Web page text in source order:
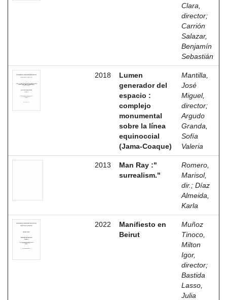
Clara,
director;
Carrión
Salazar,
Benjamín
Sebastián
2018
Lumen
generador del
espacio :
complejo
monumental
sobre la línea
equinoccial
(Jama-Coaque)
Mantilla,
José
Miguel,
director;
Argudo
Granda,
Sofía
Valeria
2013
Man Ray :"
surrealism."
Romero,
Marisol,
dir. ; Díaz
Almeida,
Karla
2022
Manifiesto en
Beirut
Muñoz
Tinoco,
Milton
Igor,
director;
Bastida
Lasso,
Julia